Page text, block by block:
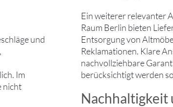
und
Im
nicht
Ein weiterer relevanter
Raum Berlin bieten
Entsorgung von
Reklamationen. Klare
nachvollziehbare
berücksichtigt werden